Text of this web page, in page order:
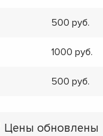
500
1000
500
Цены обновлены